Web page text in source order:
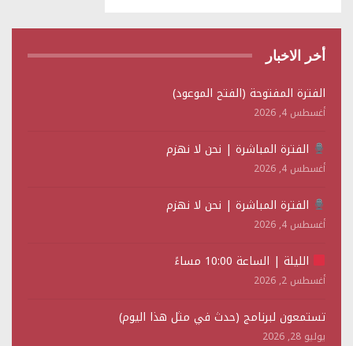
أخر الاخبار
الفترة المفتوحة (الفتح الموعود)
أغسطس 4, 2026
الفترة المباشرة | نحن لا نهزم
أغسطس 4, 2026
الفترة المباشرة | نحن لا نهزم
أغسطس 4, 2026
الليلة | الساعة 10:00 مساءً
أغسطس 2, 2026
تستمعون لبرنامج (حدث في مثل هذا اليوم)
يوليو 28, 2026